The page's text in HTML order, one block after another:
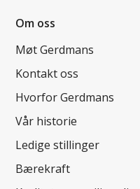
Om oss
Møt Gerdmans
Kontakt oss
Hvorfor Gerdmans
Vår historie
Ledige stillinger
Bærekraft